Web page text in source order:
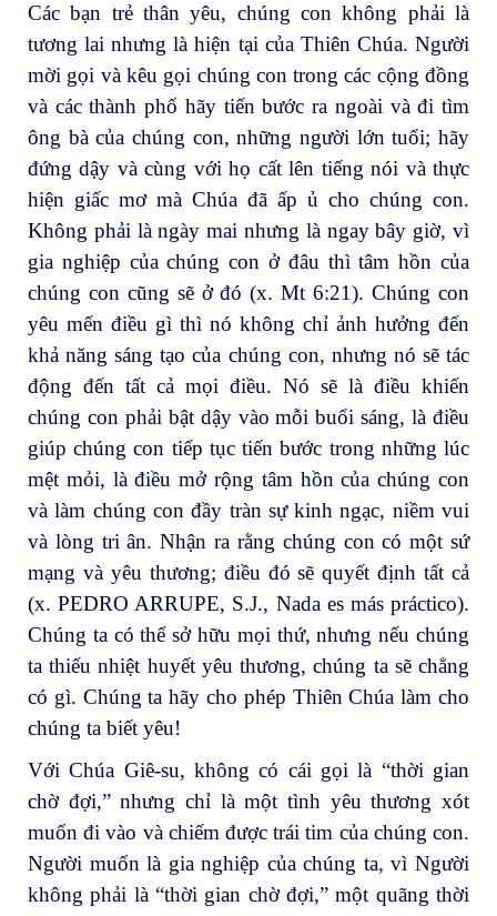
Các bạn trẻ thân yêu, chúng con không phải là
tương lai nhưng là hiện tại của Thiên Chúa. Người
mời gọi và kêu gọi chúng con trong các cộng đồng
và các thành phố hãy tiến bước ra ngoài và đi tìm
ông bà của chúng con, những người lớn tuổi; hãy
đứng dậy và cùng với họ cất lên tiếng nói và thực
hiện giấc mơ mà Chúa đã ấp ủ cho chúng con.
Không phải là ngày mai nhưng là ngay bây giờ, vì
gia nghiệp của chúng con ở đâu thì tâm hồn của
chúng con cũng sẽ ở đó (x. Mt 6:21). Chúng con
yêu mến điều gì thì nó không chỉ ảnh hưởng đến
khả năng sáng tạo của chúng con, nhưng nó sẽ tác
động đến tất cả mọi điều. Nó sẽ là điều khiến
chúng con phải bật dậy vào mỗi buổi sáng, là điều
giúp chúng con tiếp tục tiến bước trong những lúc
mệt mỏi, là điều mở rộng tâm hồn của chúng con
và làm chúng con đầy tràn sự kinh ngạc, niềm vui
và lòng tri ân. Nhận ra rằng chúng con có một sứ
mạng và yêu thương; điều đó sẽ quyết định tất cả
(x. PEDRO ARRUPE, S.J., Nada es más práctico).
Chúng ta có thể sở hữu mọi thứ, nhưng nếu chúng
ta thiếu nhiệt huyết yêu thương, chúng ta sẽ chẳng
có gì. Chúng ta hãy cho phép Thiên Chúa làm cho
chúng ta biết yêu!
Với Chúa Giê-su, không có cái gọi là “thời gian
chờ đợi,” nhưng chỉ là một tình yêu thương xót
muốn đi vào và chiếm được trái tim của chúng con.
Người muốn là gia nghiệp của chúng ta, vì Người
không phải là “thời gian chờ đợi,” một quãng thời